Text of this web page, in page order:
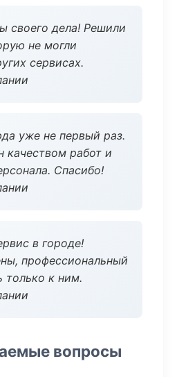
своего дела! Решили
не могли
сервисах.
уже не первый раз.
качеством работ и
Спасибо!
в городе!
профессиональный
только к ним.
вопросы